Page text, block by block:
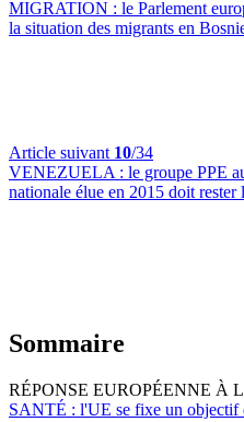
MIGRATION : le Parlement
la situation des migrants en
Article suivant 10/34
VENEZUELA : le groupe PPE
nationale élue en 2015 doit
Sommaire
RÉPONSE EUROPÉENNE À
SANTÉ : l'UE se fixe un objectif